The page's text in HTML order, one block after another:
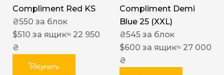
Compliment Red KS
₴550 за блок
$510 за ящик≈ 22 950
₴
Купить
Compliment Demi
Blue 25 (XXL)
₴545 за блок
$600 за ящик≈ 27 000
₴